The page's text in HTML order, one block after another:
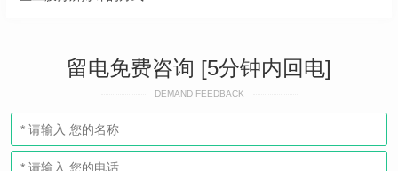
留电免费咨询 [5分钟内回电]
DEMAND FEEDBACK